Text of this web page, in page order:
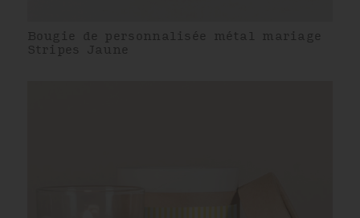
Bougie de personnalisée métal mariage
Stripes Jaune